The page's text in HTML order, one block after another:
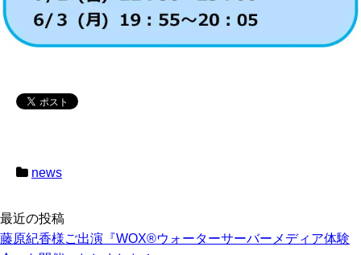
news
最近の投稿
藤原紀香様ご出演『WOX®ウォーターサーバーメディア体験